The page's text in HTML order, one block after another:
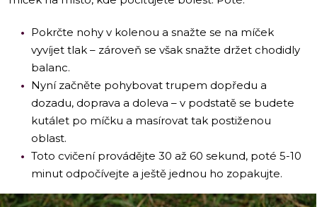
Pokrčte nohy v kolenou a snažte se na míček
vyvíjet tlak – zároveň se však snažte držet chodidly
balanc.
Nyní začněte pohybovat trupem dopředu a
dozadu, doprava a doleva – v podstatě se budete
kutálet po míčku a masírovat tak postiženou
oblast.
Toto cvičení provádějte 30 až 60 sekund, poté 5-10
minut odpočívejte a ještě jednou ho zopakujte.